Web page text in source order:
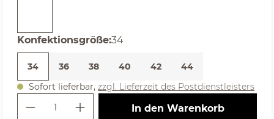
Konfektionsgrößeauswählen
:34
34 36 38 40 42
44
Sofort lieferbar, zzgl. Lieferzeit des Postdienstleisters
Produkt Anzahl: Gib den
In den Warenkorb